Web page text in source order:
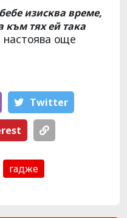
изисква време,
към тях ей така
настоява още
Тwitter
гадже